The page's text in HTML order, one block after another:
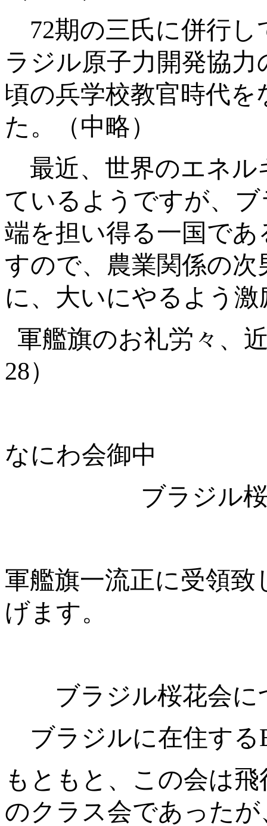
72期の三氏に併行し
ラジル原子力開発協
頃の兵学校教官時代
た。（中略）
最近、世界のエネル
ているようですが、
端を担い得る一国で
すので、農業関係の
に、大いにやるよう
軍艦旗のお礼労々、
28）
なにわ会御中
ブラジル
軍艦旗一流正に受領
げます。
ブラジル桜花会に
ブラジルに在住する
もともと、この会は
のクラス会であった